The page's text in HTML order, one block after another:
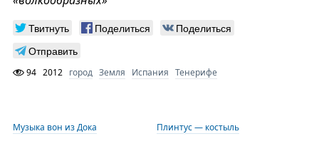
Твитнуть Поделиться
Поделиться
Отправить
94 2012 город Земля Испания Тенерифе
Музыка вон из Дока Плинтус — костыль